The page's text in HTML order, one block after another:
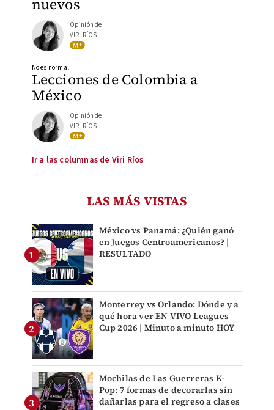
nuevos
Opinión de
VIRI RÍOS
Lecciones de Colombia a
México
No es normal
Opinión de
VIRI RÍOS
Ir a las columnas de Viri Ríos
LAS MÁS VISTAS
México vs Panamá: ¿Quién ganó
en Juegos Centroamericanos? |
RESULTADO
Monterrey vs Orlando: Dónde y a
qué hora ver EN VIVO Leagues
Cup 2026 | Minuto a minuto HOY
Mochilas de Las Guerreras K-
Pop: 7 formas de decorarlas sin
dañarlas para el regreso a clases